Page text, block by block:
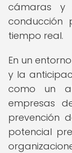
cámaras y
conducción
tiempo real.
En un
y la
como un
empresas
prevención
potencial